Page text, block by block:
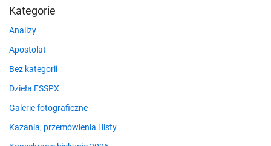
Kategorie
Analizy
Apostolat
Bez kategorii
Dzieła FSSPX
Galerie fotograficzne
Kazania, przemówienia i listy